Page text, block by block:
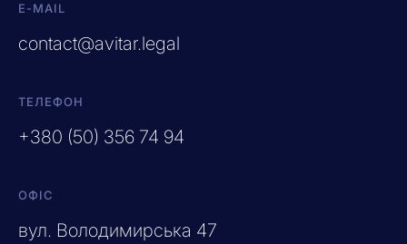
E-MAIL
contact@avitar.legal
ТЕЛЕФОН
+380 (50) 356 74 94
ОФІС
вул. Володимирська 47